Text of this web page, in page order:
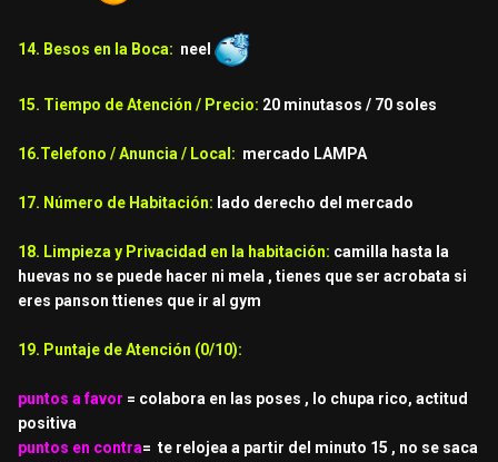
14. Besos en la Boca: neel
15. Tiempo de Atención / Precio: 20 minutasos / 70 soles
16.Telefono / Anuncia / Local: mercado LAMPA
17. Número de Habitación: lado derecho del mercado
18. Limpieza y Privacidad en la habitación: camilla hasta la
huevas no se puede hacer ni mela , tienes que ser acrobata si
eres panson ttienes que ir al gym
19. Puntaje de Atención (0/10):
puntos a favor = colabora en las poses , lo chupa rico, actitud
positiva
puntos en contra= te relojea a partir del minuto 15 , no se saca